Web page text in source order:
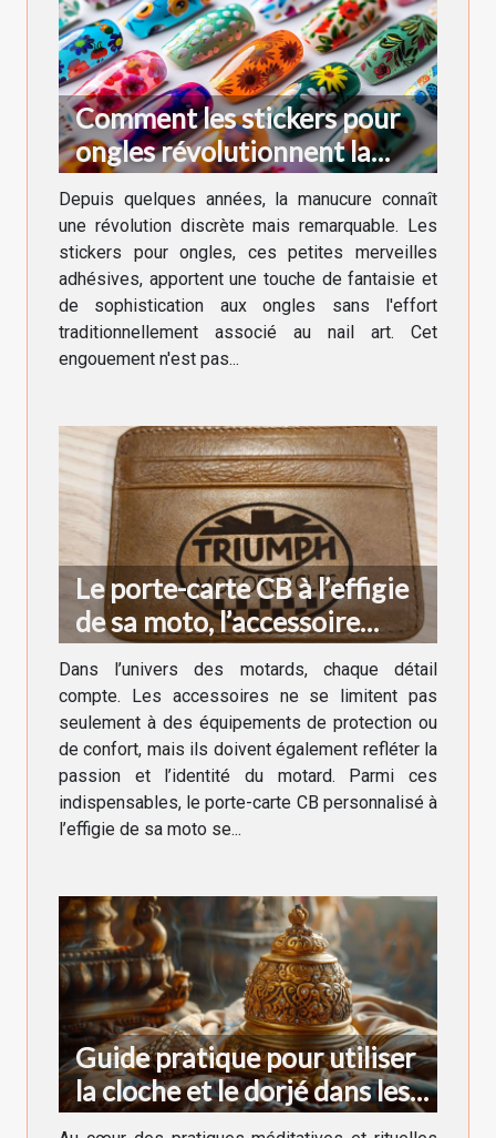
Comment les stickers pour
ongles révolutionnent la
manucure moderne
Depuis quelques années, la manucure connaît
une révolution discrète mais remarquable. Les
stickers pour ongles, ces petites merveilles
adhésives, apportent une touche de fantaisie et
de sophistication aux ongles sans l'effort
traditionnellement associé au nail art. Cet
engouement n'est pas...
Le porte-carte CB à l’effigie
de sa moto, l’accessoire
indispensable du motard
Dans l’univers des motards, chaque détail
compte. Les accessoires ne se limitent pas
seulement à des équipements de protection ou
de confort, mais ils doivent également refléter la
passion et l’identité du motard. Parmi ces
indispensables, le porte-carte CB personnalisé à
l’effigie de sa moto se...
Guide pratique pour utiliser
la cloche et le dorjé dans les
rituels bouddhistes